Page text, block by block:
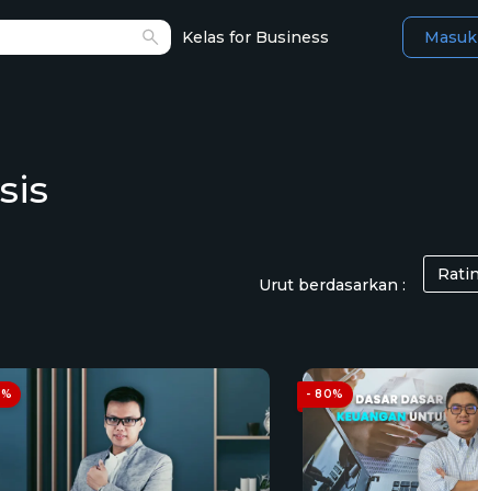
Kelas for Business Masuk
Urut berdasarkan :
- 80%